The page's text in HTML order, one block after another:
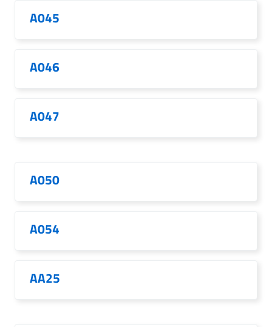
A045
A046
A047
A050
A054
AA25